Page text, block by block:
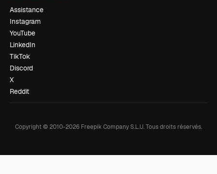
Assistance
Instagram
YouTube
LinkedIn
TikTok
Discord
X
Reddit
Copyright © 2010-2026 Freepik Company S.L.U.Tous droits réservés.